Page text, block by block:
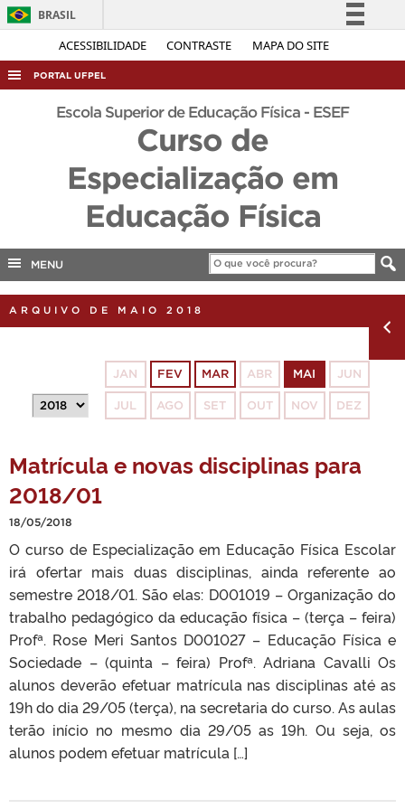
ACESSIBILIDADE CONTRASTE MAPA DO SITE
BRASIL
Simplifique!
Acesso à informação
Legislação
Canais
PORTAL UFPEL
ACESSO À INFORMAÇÃO
COBALTO
INTERNACIONAL
Escola Superior de Educação Física - ESEF
Curso de
Especialização em
Educação Física
MENU
ARQUIVO DE MAIO 2018
JAN FEV MAR ABR MAI JUN
JUL AGO SET OUT NOV DEZ
Matrícula e novas disciplinas para
2018/01
18/05/2018
O curso de Especialização em Educação Física Escolar
irá ofertar mais duas disciplinas, ainda referente ao
semestre 2018/01. São elas: D001019 – Organização do
trabalho pedagógico da educação física – (terça – feira)
Profª. Rose Meri Santos D001027 – Educação Física e
Sociedade – (quinta – feira) Profª. Adriana Cavalli Os
alunos deverão efetuar matrícula nas disciplinas até as
19h do dia 29/05 (terça), na secretaria do curso. As aulas
terão início no mesmo dia 29/05 as 19h. Ou seja, os
alunos podem efetuar matrícula […]